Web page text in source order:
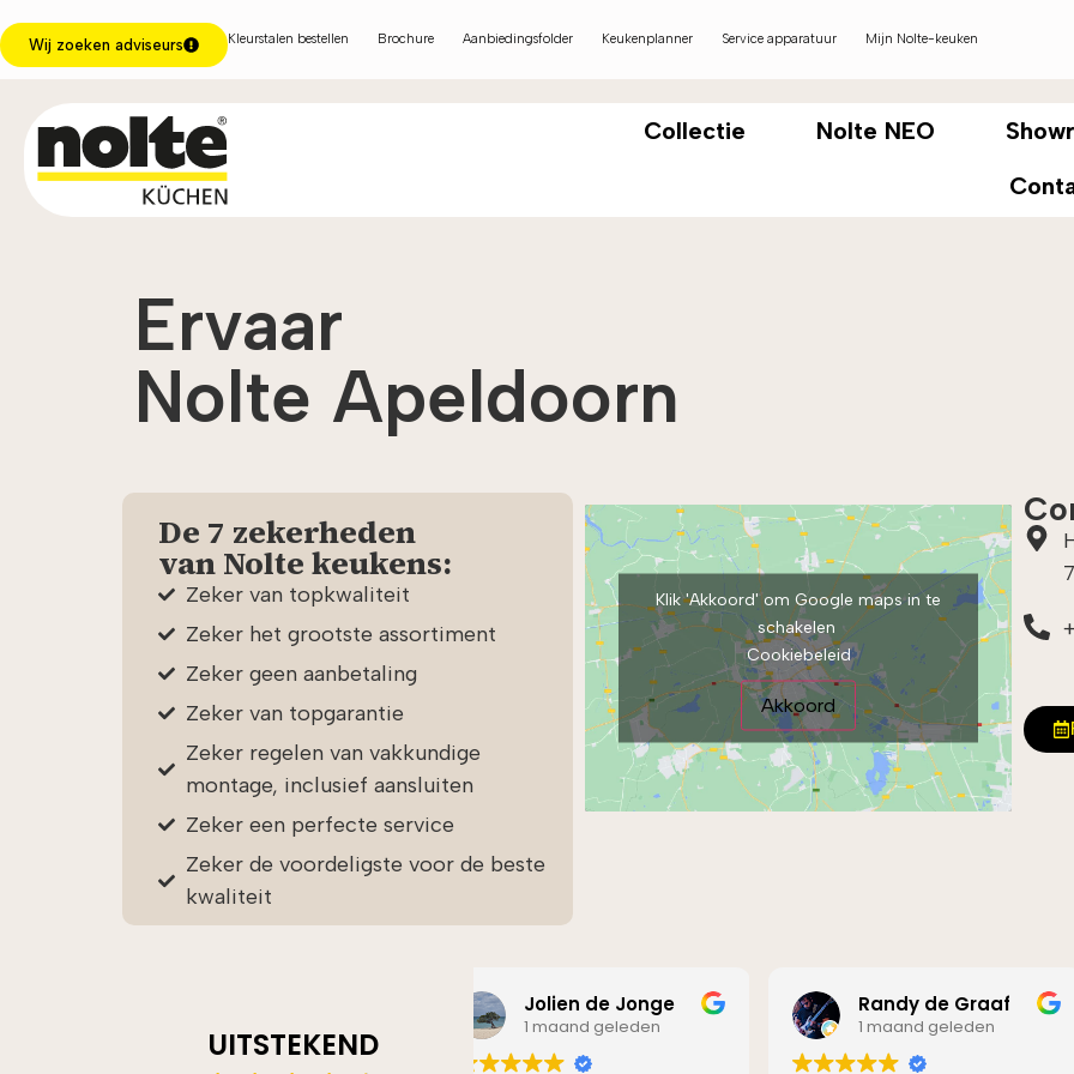
Wij zoeken adviseurs Kleurstalen bestellen Brochure Aanbiedingsfolder Keukenplanner Service apparatuur Mijn Nolte-keuken
Collectie Nolte NEO
Ervaar
Nolte Apeldoorn
De 7 zekerheden
van Nolte keukens:
Zeker van topkwaliteit
Zeker het grootste assortiment
Zeker geen aanbetaling
Zeker van topgarantie
Zeker regelen van vakkundige
montage, inclusief aansluiten
Zeker een perfecte service
Zeker de voordeligste voor de beste
kwaliteit
Klik 'Akkoord' om Google maps in te
schakelen
Cookiebeleid
Akkoord
UITSTEKEND
Randy de Graaf
1 maand geleden
Benjamin Broen
2 maanden geleden